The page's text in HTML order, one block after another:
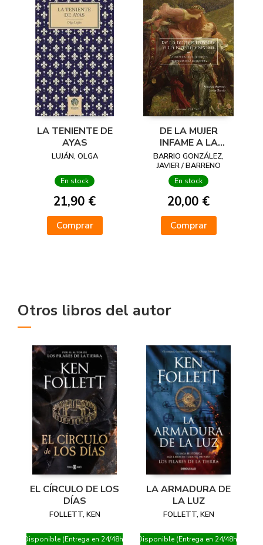
LA TENIENTE DE
AYAS
LUJÁN, OLGA
En stock
21,90 €
Comprar
DE LA MUJER
INFAME A LA
BUENA ESPOSA
BARRIO GONZÁLEZ,
JAVIER / BARRENO
CARNICERO, YOLANDA
En stock
20,00 €
Comprar
Otros libros del autor
EL CÍRCULO DE LOS
DÍAS
FOLLETT, KEN
Disponible (Entrega en 24/48h)
LA ARMADURA DE
LA LUZ
FOLLETT, KEN
Disponible (Entrega en 24/48h)